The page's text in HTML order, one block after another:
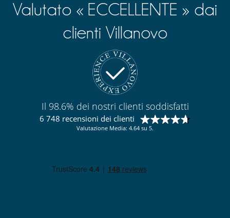
Valutato « ECCELLENTE » dai
clienti Villanovo
Il 98.6% dei nostri clienti soddisfatti
6 748 recensioni dei clienti
Valutazione Media: 4.64 su 5.